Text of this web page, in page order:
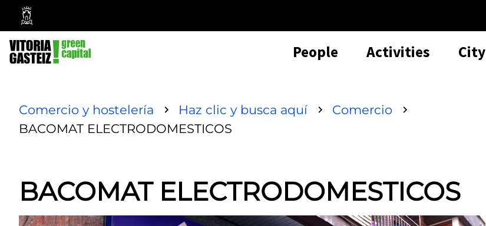
Vitoria-
Gasteiz
City
Council
People Activities City
Comercio y hostelería Haz clic y busca aquí
Comercio
BACOMAT ELECTRODOMESTICOS
BACOMAT ELECTRODOMESTICOS